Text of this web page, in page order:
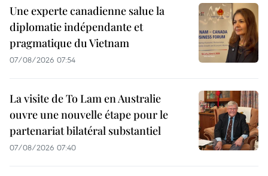
Une experte canadienne salue la
diplomatie indépendante et
pragmatique du Vietnam
07/08/2026 07:54
La visite de To Lam en Australie
ouvre une nouvelle étape pour le
partenariat bilatéral substantiel
07/08/2026 07:40